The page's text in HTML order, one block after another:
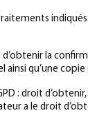
d’obtenir la
qu’une copie
: droit
a le droit